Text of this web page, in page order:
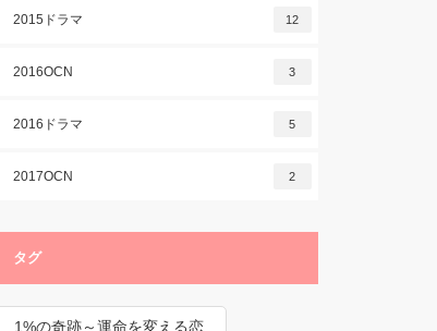
2015ドラマ 12
2016OCN 3
2016ドラマ 5
2017OCN 2
タグ
1%の奇跡～運命を変える恋